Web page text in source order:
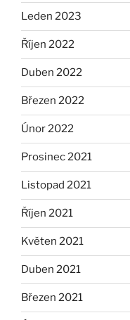
Leden 2023
Říjen 2022
Duben 2022
Březen 2022
Únor 2022
Prosinec 2021
Listopad 2021
Říjen 2021
Květen 2021
Duben 2021
Březen 2021